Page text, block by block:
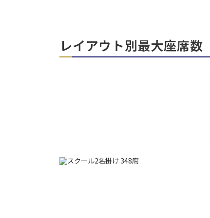
レイアウト別最大座席数